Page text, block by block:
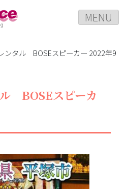
MENU
ンタル BOSEスピーカー 2022年9
BOSEスピーカ